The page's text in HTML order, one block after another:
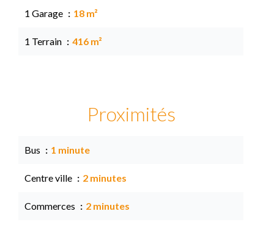
1 Garage 18 m²
1 Terrain 416 m²
Proximités
Bus 1 minute
Centre ville 2 minutes
Commerces 2 minutes